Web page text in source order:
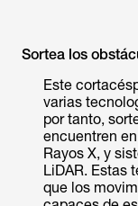
Sortea los
Este
varias
por tanto,
encuentren
Rayos X, y
LiDAR. Estas
que los